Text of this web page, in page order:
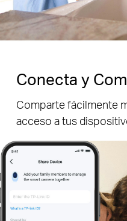
Conecta y
Comparte fácilmente
acceso a tus